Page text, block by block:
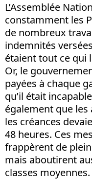
L’Assemblée
constamment les
de nombreux
indemnités
étaient tout ce qui
Or, le
payées à chaque
qu’il était
également que
les créances
48 heures. Ces
frappèrent de
mais aboutirent
classes moyennes.